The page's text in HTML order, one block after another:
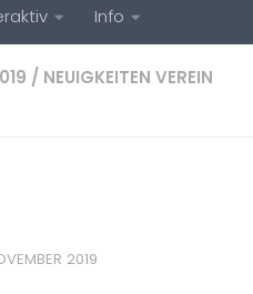
Info
/ NEUIGKEITEN VEREIN
2019